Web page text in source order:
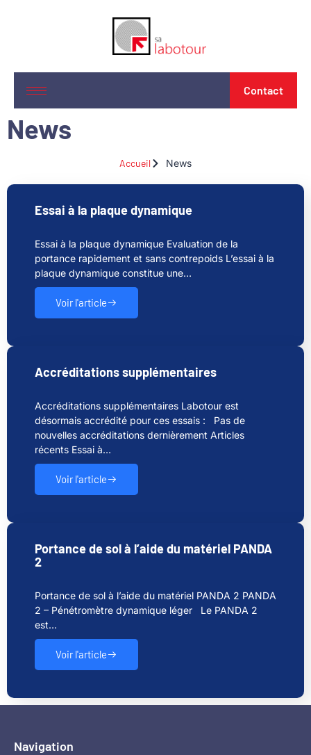
Contact
News
Accueil News
Essai à la plaque dynamique
Essai à la plaque dynamique Evaluation de la
portance rapidement et sans contrepoids L’essai à la
plaque dynamique constitue une…
Voir l'article
Accréditations supplémentaires
Accréditations supplémentaires Labotour est
désormais accrédité pour ces essais : Pas de
nouvelles accréditations dernièrement Articles
récents Essai à…
Voir l'article
Portance de sol à l’aide du matériel PANDA
2
Portance de sol à l’aide du matériel PANDA 2 PANDA
2 – Pénétromètre dynamique léger Le PANDA 2
est…
Voir l'article
Navigation